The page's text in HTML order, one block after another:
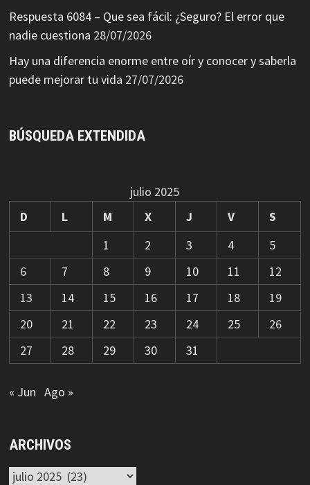
Respuesta 6084 – Que sea fácil: ¿Seguro? El error que
nadie cuestiona 28/07/2026
Hay una diferencia enorme entre oír y conocer y saberla
puede mejorar tu vida 27/07/2026
BÚSQUEDA EXTENDIDA
julio 2025
D
L M X J V
S
1
2 3 4
5
6
7 8 9 10 11
12
13
14 15 16 17 18
19
20
21 22 23 24 25
26
27
28 29 30 31
« Jun Ago »
ARCHIVOS
Archivos